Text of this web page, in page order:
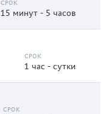
15 минут - 5 часов
1 час - сутки